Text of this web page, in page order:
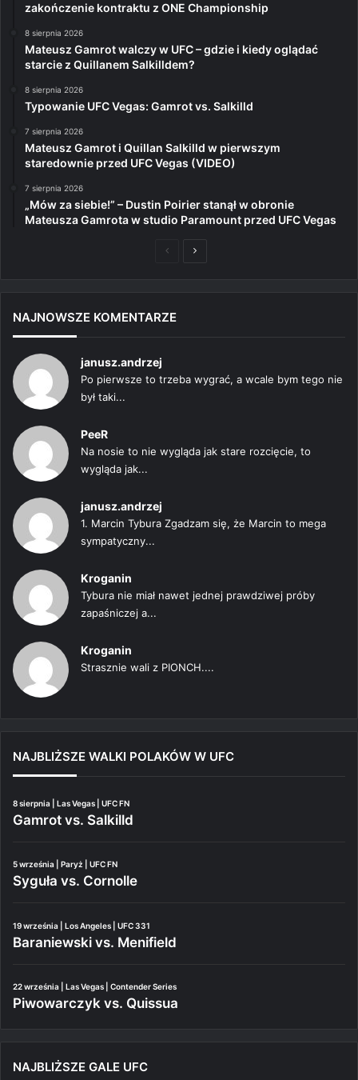
zakończenie kontraktu z ONE Championship
8 sierpnia 2026
Mateusz Gamrot walczy w UFC – gdzie i kiedy oglądać
starcie z Quillanem Salkilldem?
8 sierpnia 2026
Typowanie UFC Vegas: Gamrot vs. Salkilld
7 sierpnia 2026
Mateusz Gamrot i Quillan Salkilld w pierwszym
staredownie przed UFC Vegas (VIDEO)
7 sierpnia 2026
„Mów za siebie!” – Dustin Poirier stanął w obronie
Mateusza Gamrota w studio Paramount przed UFC Vegas
PoprzedniaNastępna
NAJNOWSZE KOMENTARZE
janusz.andrzej
Po pierwsze to trzeba wygrać, a wcale bym tego nie
był taki...
PeeR
Na nosie to nie wygląda jak stare rozcięcie, to
wygląda jak...
janusz.andrzej
1. Marcin Tybura Zgadzam się, że Marcin to mega
sympatyczny...
Kroganin
Tybura nie miał nawet jednej prawdziwej próby
zapaśniczej a...
Kroganin
Strasznie wali z PIONCH....
NAJBLIŻSZE WALKI POLAKÓW W UFC
8 sierpnia | Las Vegas | UFC FN
Gamrot vs. Salkilld
5 września | Paryż | UFC FN
Syguła vs. Cornolle
19 września | Los Angeles | UFC 331
Baraniewski vs. Menifield
22 września | Las Vegas | Contender Series
Piwowarczyk vs. Quissua
NAJBLIŻSZE GALE UFC